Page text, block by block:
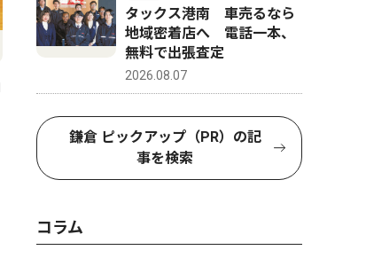
政治
鎌倉市議会議員有志13人 議
長に辞職求め声明
鎌倉の
徳川将
タックス港南 車売るなら
地域密着店へ 電話一本、
無料で出張査定
2026.08.07
鎌倉 ピックアップ（PR）の記
事を検索
コラム